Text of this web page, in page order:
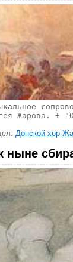
Жарова. +
Донской хор
ныне